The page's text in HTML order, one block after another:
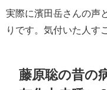
実際に濱田岳さんの声
りです。気付いた人す
藤原聡の昔の